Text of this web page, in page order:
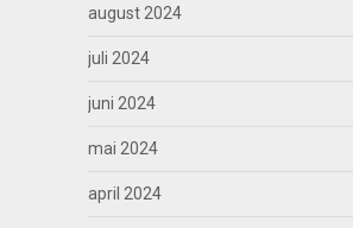
august 2024
juli 2024
juni 2024
mai 2024
april 2024